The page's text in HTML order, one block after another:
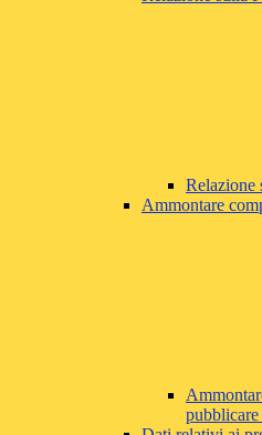
Relazione
Ammontare